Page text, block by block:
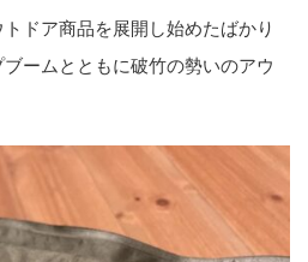
ドア商品を展開し始めたばかり
ームとともに破竹の勢いのアウ